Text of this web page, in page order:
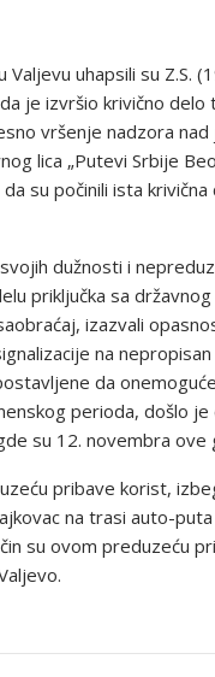
uhapsili su Z.S.
je izvršio krivično
vršenje nadzora
lica „Putevi Srbije
su počinili ista krivična
dužnosti i
priključka sa
izazvali
na
da
perioda, došlo
su 12. novembra ove
pribave korist,
na trasi auto-
su ovom preduzeću